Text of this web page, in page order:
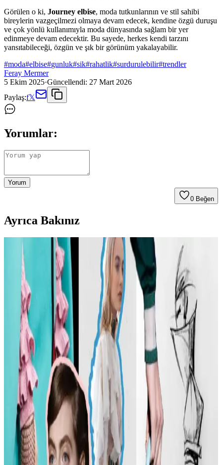
Görülen o ki, Journey elbise, moda tutkunlarının ve stil sahibi
bireylerin vazgeçilmezi olmaya devam edecek, kendine özgü duruşu
ve çok yönlü kullanımıyla moda dünyasında sağlam bir yer
edinmeye devam edecektir. Bu sayede, herkes kendi tarzını
yansıtabileceği, özgün ve şık bir görünüm yakalayabilir.
#moda#elbise#gunluk#sik#rahatlik#surdurulebilir#trendler
Feray Mermer
5 Ekim 2025·Güncellendi: 27 Mart 2026
Paylaş:f𝕏
Yorumlar:
Yorum
0 Beğen
Ayrıca Bakınız
Carolyn Bessette Kennedy Stili ve 90'lar
Minimalizminin Günümüzdeki Yansımaları
Carolyn Bessette Kennedy'nin 90'lar minimalizmini yansıtan stili,
fiziksel özelliklere dayalı popülerliği ve aşırı yüceltilmesiyle
tartışılıyor. Günümüzde moda daha fazla bireysellik ve çeşitlilik
arıyor.
Günlük Moda Soruları ve Stil Önerileri: Vücut
Tipine Uygun Kombinasyonlar ve Ayakkabı Seçimi
Moda ve stil, kişisel tercihlere göre şekillenir. Vücut tipine uygun
kıyafet seçimi, günlük kombin önerileri ve rahat ayakkabı
markalarıyla şıklığı yakalayın. İkinci el lüks ürün alımında dikkat
edilmesi gerekenler burada.
Kadın Modasında Beden Tipi, Sürdürülebilirlik ve
Mevsime Uygun Stil Önerileri
Kadın modasında beden tipine uygun kıyafet seçimi, sürdürülebilir
markalar ve mevsimsel kombin önerileri ele alınmaktadır. Estetik ve
konforu birleştiren pratik stil yaklaşımları sunulmaktadır.